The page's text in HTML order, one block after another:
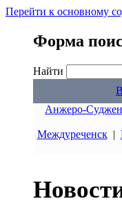
Перейти к основному
Форма
Найти
Анжеро-
Междуреченск|